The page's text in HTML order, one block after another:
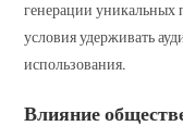
генерации уникальных
условия удерживать
использования.
Влияние